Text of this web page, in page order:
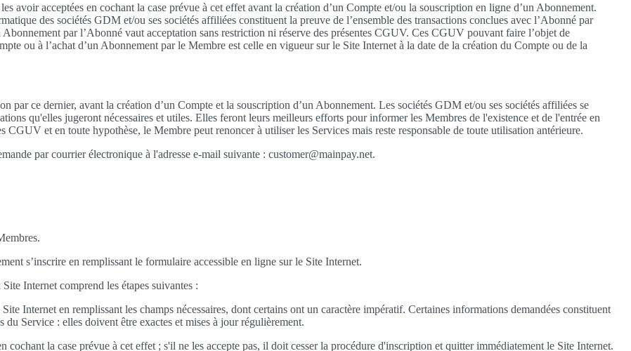
avoir acceptées en cochant la case prévue à cet effet avant la création d’un Compte et/ou la souscription en ligne d’un Abonnement.
des sociétés GDM et/ou ses sociétés affiliées constituent la preuve de l’ensemble des transactions conclues avec l’Abonné par
par l’Abonné vaut acceptation sans restriction ni réserve des présentes CGUV. Ces CGUV pouvant faire l’objet de
ou à l’achat d’un Abonnement par le Membre est celle en vigueur sur le Site Internet à la date de la création du Compte ou de la
par ce dernier, avant la création d’un Compte et la souscription d’un Abonnement. Les sociétés GDM et/ou ses sociétés affiliées se
qu'elles jugeront nécessaires et utiles. Elles feront leurs meilleurs efforts pour informer les Membres de l'existence et de l'entrée en
et en toute hypothèse, le Membre peut renoncer à utiliser les Services mais reste responsable de toute utilisation antérieure.
par courrier électronique à l'adresse e-mail suivante : customer@mainpay.net.
s’inscrire en remplissant le formulaire accessible en ligne sur le Site Internet.
Internet comprend les étapes suivantes :
Internet en remplissant les champs nécessaires, dont certains ont un caractère impératif. Certaines informations demandées constituent
Service : elles doivent être exactes et mises à jour régulièrement.
cochant la case prévue à cet effet ; s'il ne les accepte pas, il doit cesser la procédure d'inscription et quitter immédiatement le Site Internet.